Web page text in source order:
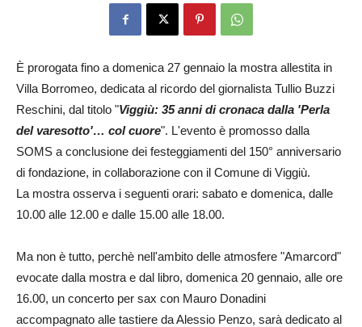
È prorogata fino a domenica 27 gennaio la mostra allestita in
Villa Borromeo, dedicata al ricordo del giornalista Tullio Buzzi
Reschini, dal titolo "Viggiù: 35 anni di cronaca dalla 'Perla
del varesotto'… col cuore". L'evento è promosso dalla
SOMS a conclusione dei festeggiamenti del 150° anniversario
di fondazione, in collaborazione con il Comune di Viggiù.
La mostra osserva i seguenti orari: sabato e domenica, dalle
10.00 alle 12.00 e dalle 15.00 alle 18.00.
Ma non è tutto, perchè nell'ambito delle atmosfere "Amarcord"
evocate dalla mostra e dal libro, domenica 20 gennaio, alle ore
16.00, un concerto per sax con Mauro Donadini
accompagnato alle tastiere da Alessio Penzo, sarà dedicato al